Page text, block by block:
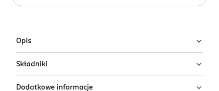
Opis
Winston Żwirek zbrylający ULTRA 6 l, bentonitowy. O
zapachu kaszmiru. Optymalnie pochłania zapachy, po
użyciu roztacza lekki i przyjemny zapach. Bardzo
Składniki
brak danych
Dodatkowe informacje